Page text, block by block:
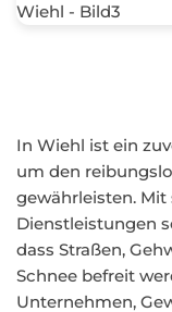
In Wiehl ist ein
um den
gewährleisten.
Dienstleistungen
dass Straßen,
Schnee befreit
Unternehmen,